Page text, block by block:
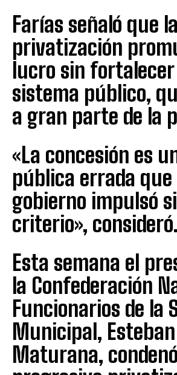
Farías señaló que la
privatización
lucro sin fortalecer
sistema público,
a gran parte de la
«La concesión es
pública errada que
gobierno impulsó
criterio», consideró.
Esta semana el
la Confederación
Funcionarios de la
Municipal, Esteban
Maturana,